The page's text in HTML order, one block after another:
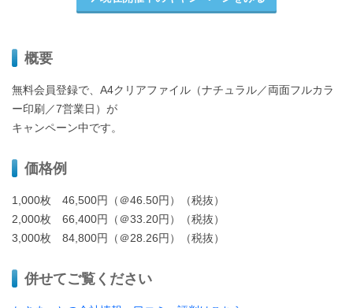
概要
無料会員登録で、A4クリアファイル（ナチュラル／両面フルカラ
ー印刷／7営業日）が
キャンペーン中です。
価格例
1,000枚 46,500円（＠46.50円）（税抜）
2,000枚 66,400円（＠33.20円）（税抜）
3,000枚 84,800円（＠28.26円）（税抜）
併せてご覧ください